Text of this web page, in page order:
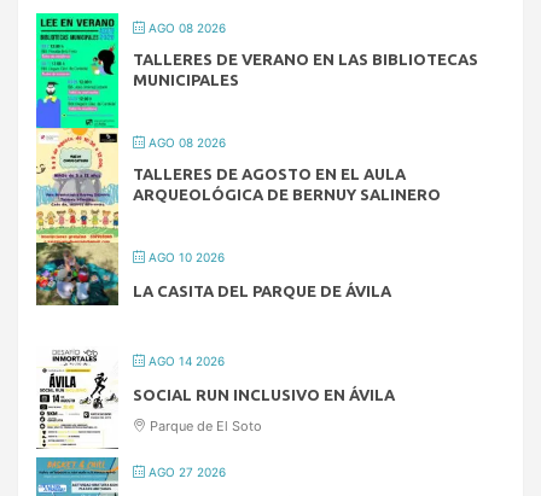
AGO 08 2026
TALLERES DE VERANO EN LAS BIBLIOTECAS
MUNICIPALES
AGO 08 2026
TALLERES DE AGOSTO EN EL AULA
ARQUEOLÓGICA DE BERNUY SALINERO
AGO 10 2026
LA CASITA DEL PARQUE DE ÁVILA
AGO 14 2026
SOCIAL RUN INCLUSIVO EN ÁVILA
Parque de El Soto
AGO 27 2026